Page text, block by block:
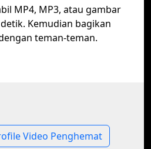
MP4, MP3, atau gambar
Kemudian bagikan
teman-teman.
Video Penghemat